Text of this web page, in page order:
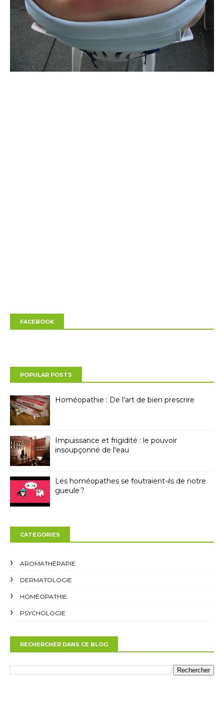
FACEBOOK
POPULAR POSTS
Homéopathie : De l'art de bien prescrire
Impuissance et frigidité : le pouvoir
insoupçonné de l'eau
Les homéopathes se foutraient-ils de notre
gueule ?
CATEGORIES
AROMATHÉRAPIE
DERMATOLOGIE
HOMÉOPATHIE
PSYCHOLOGIE
RECHERCHER DANS CE BLOG